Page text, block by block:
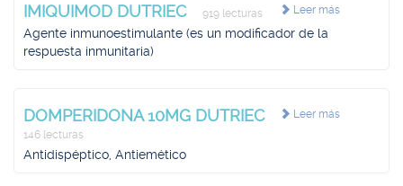
Leer más
IMIQUIMOD DUTRIEC 919 lecturas
Agente inmunoestimulante (es un modificador de la
respuesta inmunitaria)
Leer más
DOMPERIDONA 10MG DUTRIEC
146 lecturas
Antidispéptico, Antiemético